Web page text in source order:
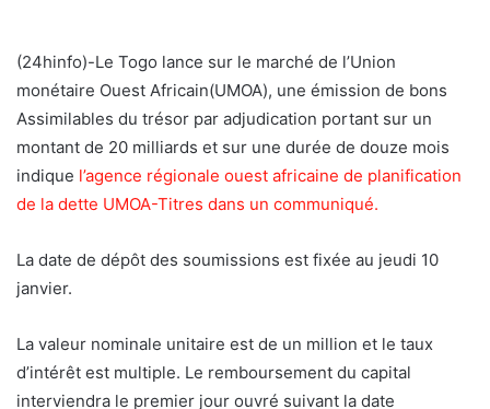
(24hinfo)-Le Togo lance sur le marché de l’Union
monétaire Ouest Africain(UMOA), une émission de bons
Assimilables du trésor par adjudication portant sur un
montant de 20 milliards et sur une durée de douze mois
indique l’agence régionale ouest africaine de planification
de la dette UMOA-Titres dans un communiqué.
La date de dépôt des soumissions est fixée au jeudi 10
janvier.
La valeur nominale unitaire est de un million et le taux
d’intérêt est multiple. Le remboursement du capital
interviendra le premier jour ouvré suivant la date